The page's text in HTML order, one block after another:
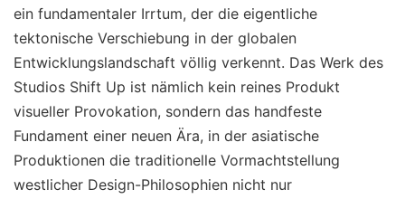
ein fundamentaler Irrtum, der die eigentliche
tektonische Verschiebung in der globalen
Entwicklungslandschaft völlig verkennt. Das Werk des
Studios Shift Up ist nämlich kein reines Produkt
visueller Provokation, sondern das handfeste
Fundament einer neuen Ära, in der asiatische
Produktionen die traditionelle Vormachtstellung
westlicher Design-Philosophien nicht nur